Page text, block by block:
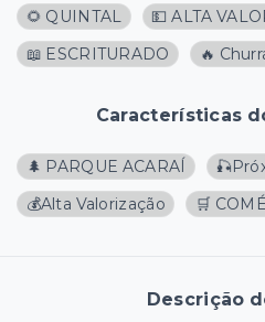
🌻 QUINTAL
💵 ALTA
📖 ESCRITURADO
🔥
Características
🌲 PARQUE ACARAÍ
💰Alta Valorização
🛒
Descrição